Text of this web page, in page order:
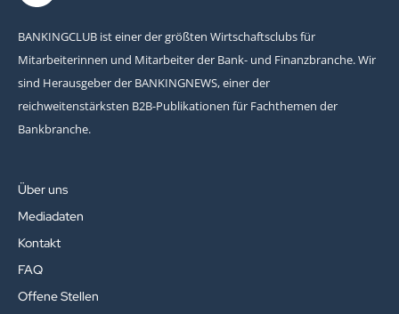
BANKINGCLUB ist einer der größten Wirtschaftsclubs für
Mitarbeiterinnen und Mitarbeiter der Bank- und Finanzbranche. Wir
sind Herausgeber der BANKINGNEWS, einer der
reichweitenstärksten B2B-Publikationen für Fachthemen der
Bankbranche.
Über uns
Mediadaten
Kontakt
FAQ
Offene Stellen